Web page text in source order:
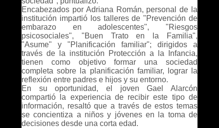
Encabezados por Adriana Román, personal de la
institución impartió los talleres de "Prevención de
embarazo en adolescentes", "Riesgos
psicosociales", "Buen Trato en la Familia",
"Asume" y "Planificación familiar"; dirigidos a
través de la institución Protección a la Infancia,
tienen como objetivo formar una sociedad
completa sobre la planificación familiar, lograr la
reflexión entre padres e hijos y su entorno.
En su oportunidad, el joven Gael Alarcón
compartió la experiencia de recibir este tipo de
información, resaltó que a través de estos temas
se concientiza a niños y jóvenes en la toma de
decisiones desde una corta edad.